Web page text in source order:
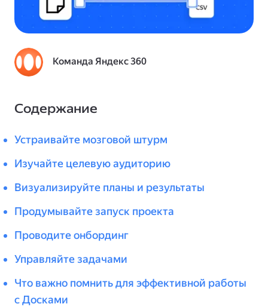
Команда Яндекс 360
Содержание
Устраивайте мозговой штурм
Изучайте целевую аудиторию
Визуализируйте планы и результаты
Продумывайте запуск проекта
Проводите онбординг
Управляйте задачами
Что важно помнить для эффективной работы
с Досками